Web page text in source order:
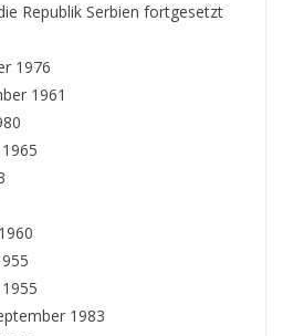
Republik Serbien fortgesetzt
1976
1961
1983